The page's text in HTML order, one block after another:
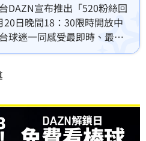
DAZN宣布推出「520粉絲回
日晚間18：30限時開放中
球迷一同感受最即時、最熱